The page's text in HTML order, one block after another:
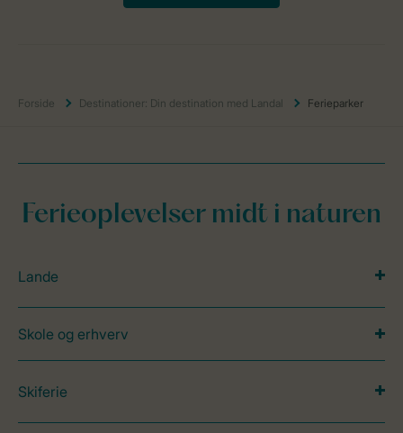
Forside Destinationer: Din destination med Landal Ferieparker
Ferieoplevelser midt i naturen
Lande
Skole og erhverv
Skiferie